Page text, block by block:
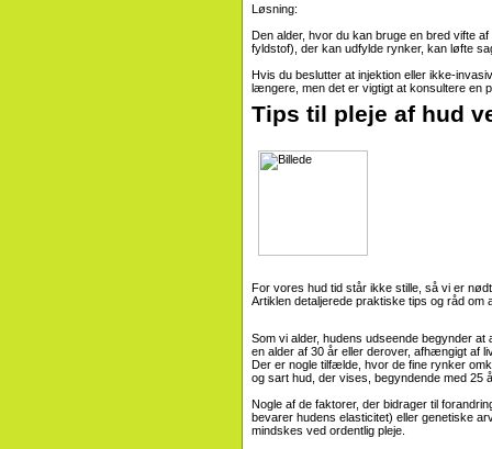
Løsning:
Den alder, hvor du kan bruge en bred vifte
fyldstof), der kan udfylde rynker, kan løfte
Hvis du beslutter at injektion eller ikke-
længere, men det er vigtigt at konsultere en
Tips til pleje af hud
For vores hud tid står ikke stille, så vi er
Artiklen detaljerede praktiske tips og råd om
Som vi alder, hudens udseende begynder
en alder af 30 år eller derover, afhængigt af
Der er nogle tilfælde, hvor de fine rynker
og sart hud, der vises, begyndende med 25
Nogle af de faktorer, der bidrager til
bevarer hudens elasticitet) eller genetiske
mindskes ved ordentlig pleje.